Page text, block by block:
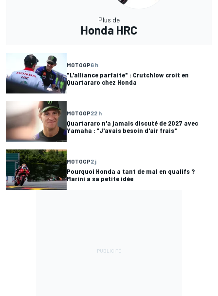
Plus de
Honda HRC
MOTOGP6 h
"L'alliance parfaite" : Crutchlow croit en
Quartararo chez Honda
MOTOGP22 h
Quartararo n'a jamais discuté de 2027 avec
Yamaha : "J'avais besoin d'air frais"
MOTOGP2 j
Pourquoi Honda a tant de mal en qualifs ?
Marini a sa petite idée